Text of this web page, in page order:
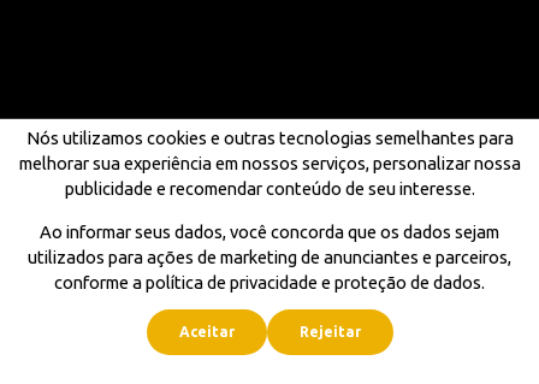
Nós utilizamos cookies e outras tecnologias semelhantes para
melhorar sua experiência em nossos serviços, personalizar nossa
publicidade e recomendar conteúdo de seu interesse.
Ao informar seus dados, você concorda que os dados sejam
utilizados para ações de marketing de anunciantes e parceiros,
conforme a política de privacidade e proteção de dados.
Aceitar Rejeitar